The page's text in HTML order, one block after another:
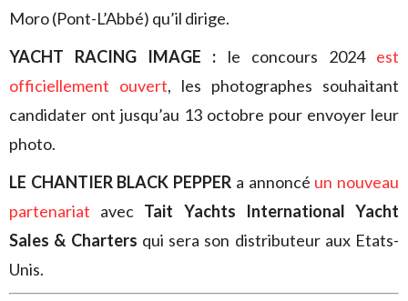
Moro (Pont-L’Abbé) qu’il dirige.
YACHT RACING IMAGE : le concours 2024 est
officiellement ouvert, les photographes souhaitant
candidater ont jusqu’au 13 octobre pour envoyer leur
photo.
LE CHANTIER BLACK PEPPER a annoncé un nouveau
partenariat avec Tait Yachts International Yacht
Sales & Charters qui sera son distributeur aux Etats-
Unis.